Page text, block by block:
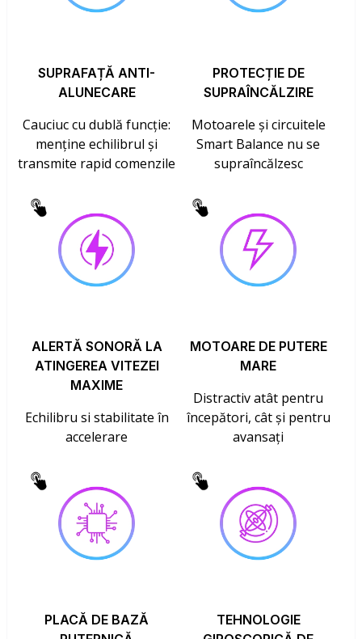
SUPRAFAȚĂ ANTI-
ALUNECARE
Cauciuc cu dublă funcție:
menține echilibrul și
transmite rapid comenzile
PROTECȚIE DE
SUPRAÎNCĂLZIRE
Motoarele și circuitele
Smart Balance nu se
supraîncălzesc
ALERTĂ SONORĂ LA
ATINGEREA VITEZEI
MAXIME
Echilibru si stabilitate în
accelerare
MOTOARE DE PUTERE
MARE
Distractiv atât pentru
începători, cât și pentru
avansați
PLACĂ DE BAZĂ
TEHNOLOGIE